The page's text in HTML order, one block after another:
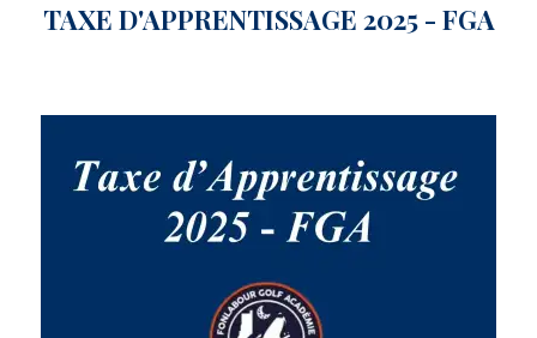
TAXE D'APPRENTISSAGE 2025 - FGA